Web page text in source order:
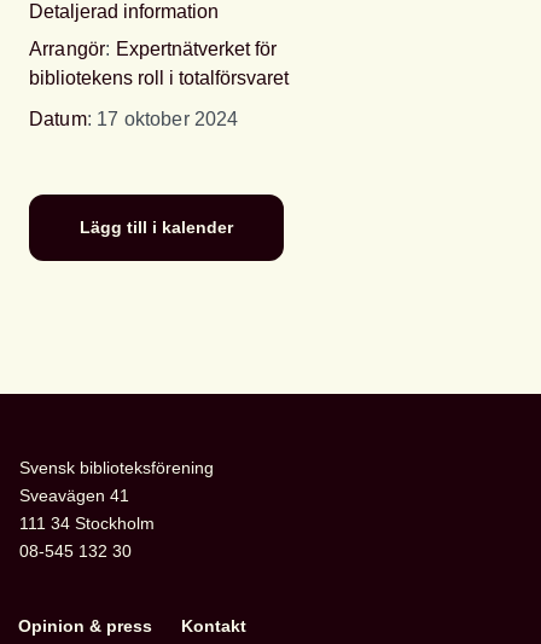
Detaljerad information
Arrangör: Expertnätverket för
bibliotekens roll i totalförsvaret
Datum: 17 oktober 2024
Lägg till i kalender
Svensk biblioteksförening
Sveavägen 41
111 34 Stockholm
08-545 132 30
Opinion & press
Kontakt